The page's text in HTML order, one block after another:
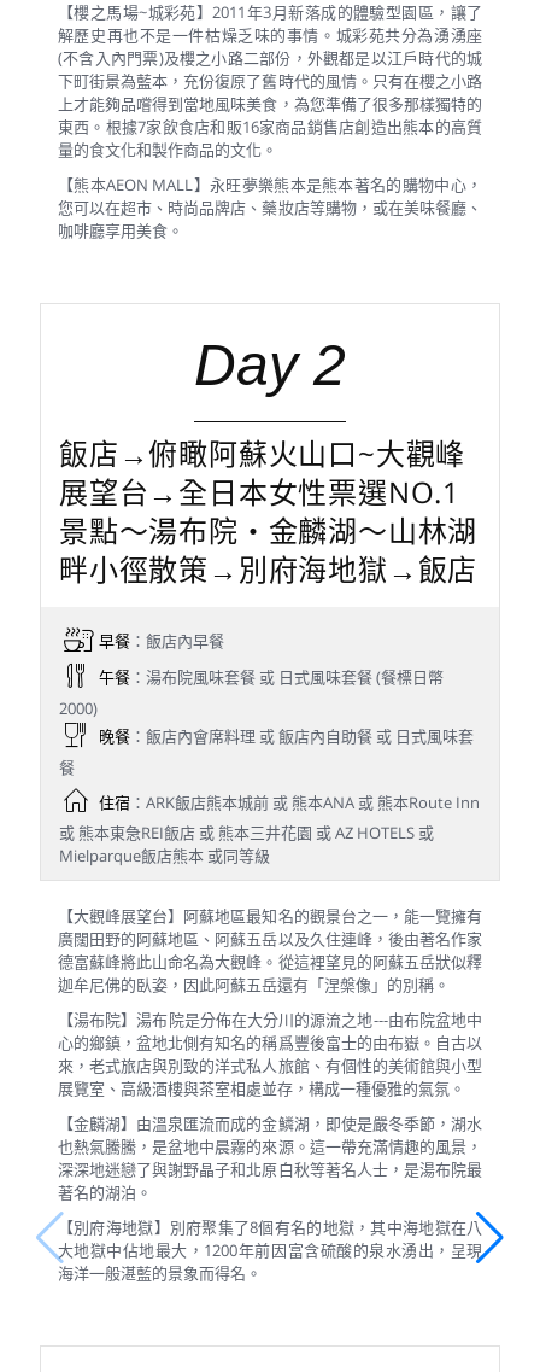
【櫻之馬場~城彩苑】2011年3月新落成的體驗型園區，讓了
解歷史再也不是一件枯燥乏味的事情。城彩苑共分為湧湧座
(不含入內門票)及櫻之小路二部份，外觀都是以江戶時代的城
下町街景為藍本，充份復原了舊時代的風情。只有在櫻之小路
上才能夠品嚐得到當地風味美食，為您準備了很多那樣獨特的
東西。根據7家飲食店和販16家商品銷售店創造出熊本的高質
量的食文化和製作商品的文化。
【熊本AEON MALL】永旺夢樂熊本是熊本著名的購物中心，
您可以在超市、時尚品牌店、藥妝店等購物，或在美味餐廳、
咖啡廳享用美食。
Day 2
飯店→俯瞰阿蘇火山口~大觀峰
展望台→全日本女性票選NO.1
景點～湯布院‧金麟湖～山林湖
畔小徑散策→別府海地獄→飯店
早餐：飯店內早餐
午餐：湯布院風味套餐 或 日式風味套餐 (餐標日幣
2000)
晚餐：飯店內會席料理 或 飯店內自助餐 或 日式風味套
餐
住宿：ARK飯店熊本城前 或 熊本ANA 或 熊本Route Inn
或 熊本東急REI飯店 或 熊本三井花園 或 AZ HOTELS 或
Mielparque飯店熊本 或同等級
【大觀峰展望台】阿蘇地區最知名的觀景台之一，能一覽擁有
廣闊田野的阿蘇地區、阿蘇五岳以及久住連峰，後由著名作家
德富蘇峰將此山命名為大觀峰。從這裡望見的阿蘇五岳狀似釋
迦牟尼佛的臥姿，因此阿蘇五岳還有「涅槃像」的別稱。
【湯布院】湯布院是分佈在大分川的源流之地---由布院盆地中
心的鄉鎮，盆地北側有知名的稱爲豐後富士的由布嶽。自古以
來，老式旅店與別致的洋式私人旅館、有個性的美術館與小型
展覽室、高級酒樓與茶室相處並存，構成一種優雅的氣氛。
【金麟湖】由溫泉匯流而成的金鱗湖，即使是嚴冬季節，湖水
也熱氣騰騰，是盆地中晨霧的來源。這一帶充滿情趣的風景，
深深地迷戀了與謝野晶子和北原白秋等著名人士，是湯布院最
著名的湖泊。
【別府海地獄】別府聚集了8個有名的地獄，其中海地獄在八
大地獄中佔地最大，1200年前因富含硫酸的泉水湧出，呈現
海洋一般湛藍的景象而得名。